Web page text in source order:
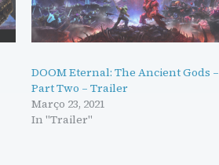
DOOM Eternal: The Ancient Gods –
Part Two – Trailer
Março 23, 2021
In "Trailer"